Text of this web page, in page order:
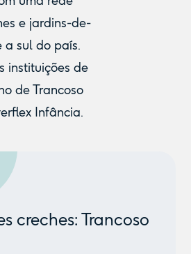
e jardins-de-
a sul do país.
instituições de
de Trancoso
Infância.
creches: Trancoso